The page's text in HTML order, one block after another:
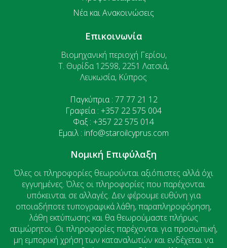
Νέα και Ανακοινώσεις
Επικοινωνία
Βιομηχανική περιοχή Γερίου,
T. Θυρίδα 12598, 2251 Λατσιά,
Λευκωσία, Κύπρος
Παγκύπρια : 77 77 21 12
Γραφεία : +357 22 575 004
Φαξ : +357 22 575 014
Εμαιλ : info@staroilcyprus.com
Νομική Επιφύλαξη
Όλες οι πληροφορίες θεωρούνται αξιόπιστες αλλά όχι
εγγυημένες. Όλες οι πληροφορίες που παρέχονται
υπόκεινται σε αλλαγές. Δεν φέρουμε ευθύνη για
οποιαδήποτε τυπογραφικά λάθη, παραπληροφόρηση,
λάθη εκτύπωσης και θα θεωρούμαστε πλήρως
ατιμώρητοι. Οι πληροφορίες παρέχονται για προσωπική,
μη εμπορική χρήση των καταναλωτών και ενδέχεται να